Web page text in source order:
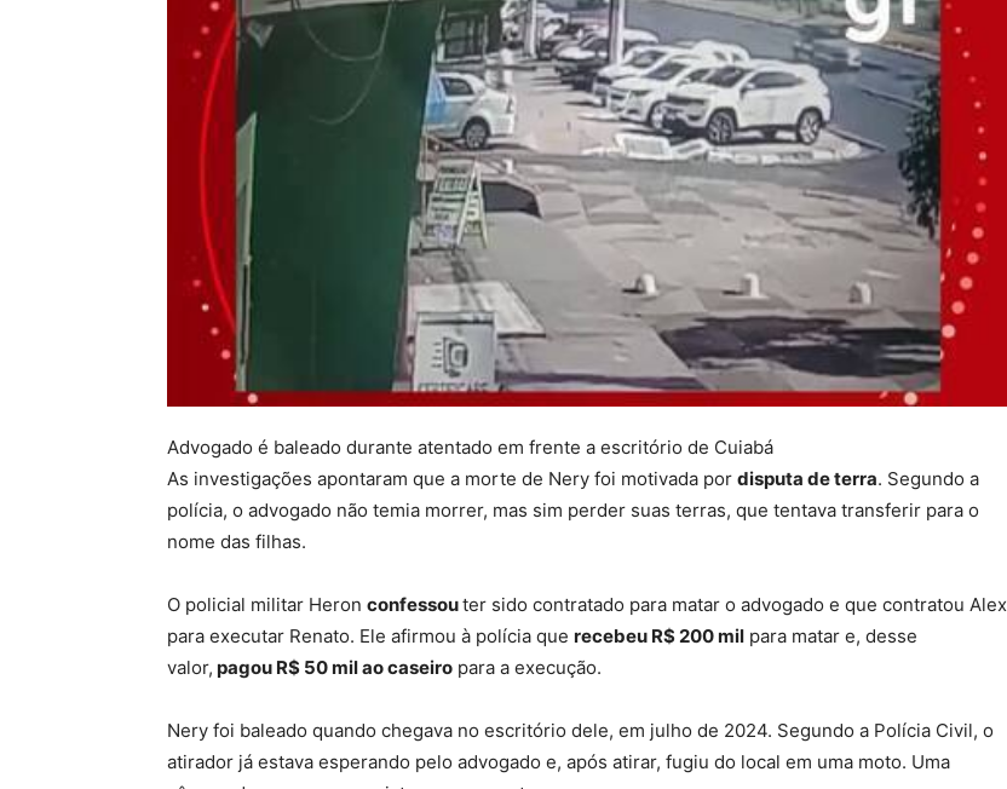
Advogado é baleado durante atentado em frente a escritório de Cuiabá
As investigações apontaram que a morte de Nery foi motivada por disputa de terra. Segundo a
polícia, o advogado não temia morrer, mas sim perder suas terras, que tentava transferir para o
nome das filhas.
O policial militar Heron confessouter sido contratado para matar o advogado e que contratou Alex
para executar Renato. Ele afirmou à polícia que recebeu R$ 200 mil para matar e, desse
valor, pagou R$ 50 mil ao caseiro para a execução.
Nery foi baleado quando chegava no escritório dele, em julho de 2024. Segundo a Polícia Civil, o
atirador já estava esperando pelo advogado e, após atirar, fugiu do local em uma moto. Uma